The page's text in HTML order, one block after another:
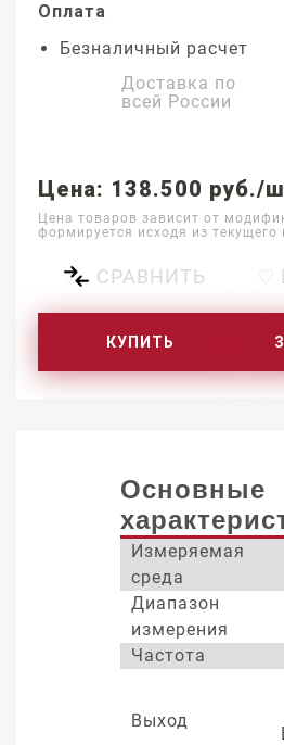
Оплата
Безналичный расчет
Доставка по
всей России
Цена: 138.500 руб./
Цена товаров зависит от
формируется исходя из текущего
СРАВНИТЬ
КУПИТЬ
Основные
Измеряемая
среда
Диапазон
измерения
Частота
Выход